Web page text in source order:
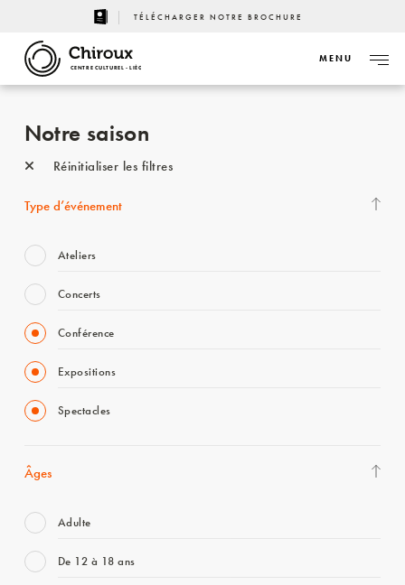
TÉLÉCHARGER NOTRE BROCHURE
CENTRE CULTUREL - LIÈGE
MENU
Notre saison
Réinitialiser les filtres
Type d’événement
Ateliers
Concerts
Conférence
Expositions
Spectacles
Âges
Adulte
De 12 à 18 ans